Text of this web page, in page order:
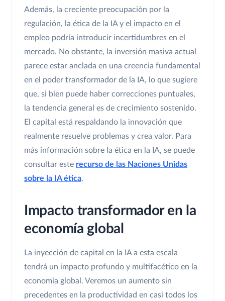
Además, la creciente preocupación por la
regulación, la ética de la IA y el impacto en el
empleo podría introducir incertidumbres en el
mercado. No obstante, la inversión masiva actual
parece estar anclada en una creencia fundamental
en el poder transformador de la IA, lo que sugiere
que, si bien puede haber correcciones puntuales,
la tendencia general es de crecimiento sostenido.
El capital está respaldando la innovación que
realmente resuelve problemas y crea valor. Para
más información sobre la ética en la IA, se puede
consultar este recurso de las Naciones Unidas
sobre la IA ética.
Impacto transformador en la
economía global
La inyección de capital en la IA a esta escala
tendrá un impacto profundo y multifacético en la
economía global. Veremos un aumento sin
precedentes en la productividad en casi todos los